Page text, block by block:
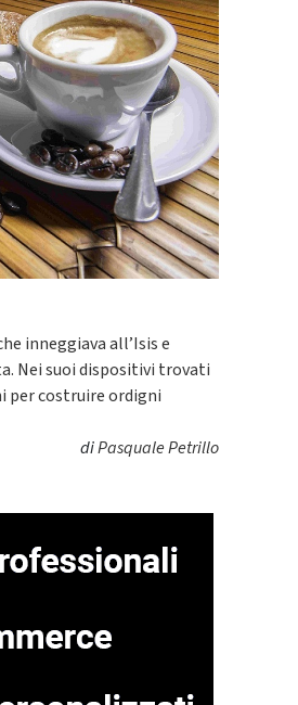
inneggiava all’Isis e
Nei suoi dispositivi trovati
per costruire ordigni
diPasquale Petrillo